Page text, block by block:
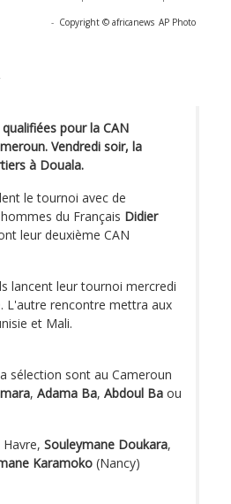
- Copyright © africanews AP Photo
pour la CAN
Vendredi soir, la
à Douala.
le tournoi avec de
du Français Didier
leur deuxième CAN
lancent leur tournoi mercredi
L'autre rencontre mettra aux
et Mali.
sélection sont au Cameroun
, Adama Ba, Abdoul Ba ou
Souleymane Doukara,
Karamoko (Nancy)